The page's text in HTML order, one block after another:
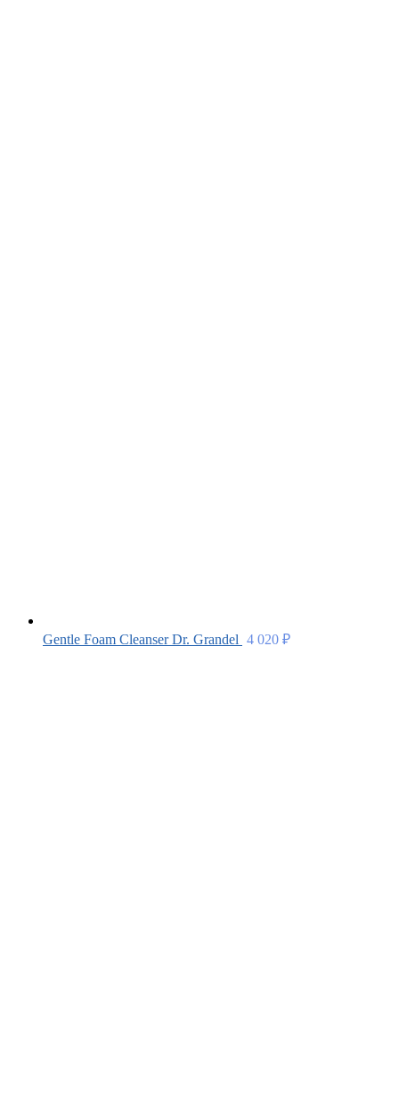
Gentle Foam Cleanser Dr. Grandel 4 020 ₽